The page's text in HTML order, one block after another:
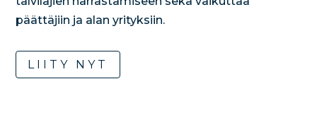
päättäjiin ja alan yrityksiin.
LIITY NYT